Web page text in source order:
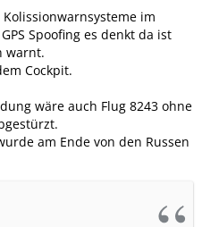
im
Spoofing es denkt da ist
warnt.
Cockpit.
wäre auch Flug 8243 ohne
am Ende von den Russen